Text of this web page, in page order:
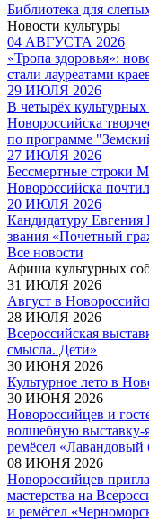
Библиотека для
Новости культуры
04 АВГУСТА 2026
«Тропа здоровья»:
стали лауреатами
29 ИЮЛЯ 2026
В четырёх
Новороссийска
по программе
27 ИЮЛЯ 2026
Бессмертные строки
Новороссийска
20 ИЮЛЯ 2026
Кандидатуру
звания «Почетный
Все новости
Афиша культурных
31 ИЮЛЯ 2026
Август в
28 ИЮЛЯ 2026
Всероссийская
смысла. Дети»
30 ИЮНЯ 2026
Культурное лето в
30 ИЮНЯ 2026
Новороссийцев и
волшебную выставку-
ремёсел «Лавандовый
08 ИЮНЯ 2026
Новороссийцев
мастерства на
и ремёсел